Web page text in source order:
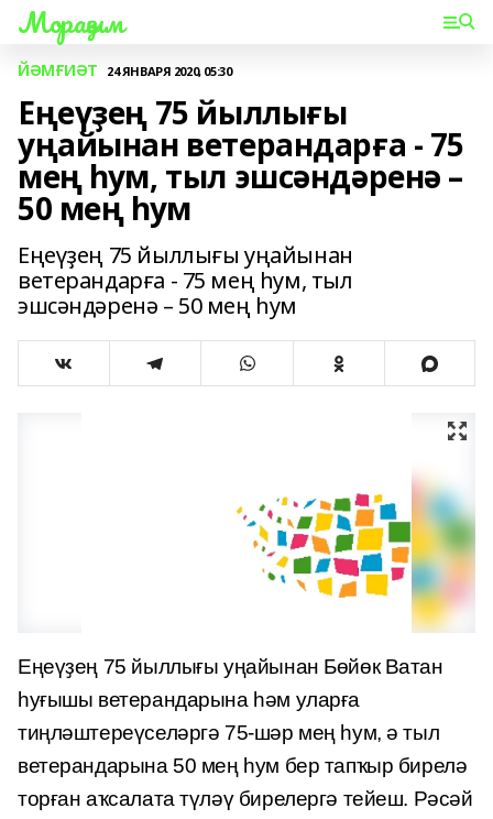
Мораҙым
ЙӘМҒИӘТ 24 ЯНВАРЯ 2020, 05:30
Еңеүҙең 75 йыллығы
уңайынан ветерандарға - 75
мең һум, тыл эшсәндәренә –
50 мең һум
Еңеүҙең 75 йыллығы уңайынан
ветерандарға - 75 мең һум, тыл
эшсәндәренә – 50 мең һум
Еңеүҙең 75 йыллығы уңайынан Бөйөк Ватан
һуғышы ветерандарына һәм уларға
тиңләштереүселәргә 75-шәр мең һум, ә тыл
ветерандарына 50 мең һум бер тапҡыр бирелә
торған аҡсалата түләү бирелергә тейеш. Рәсәй